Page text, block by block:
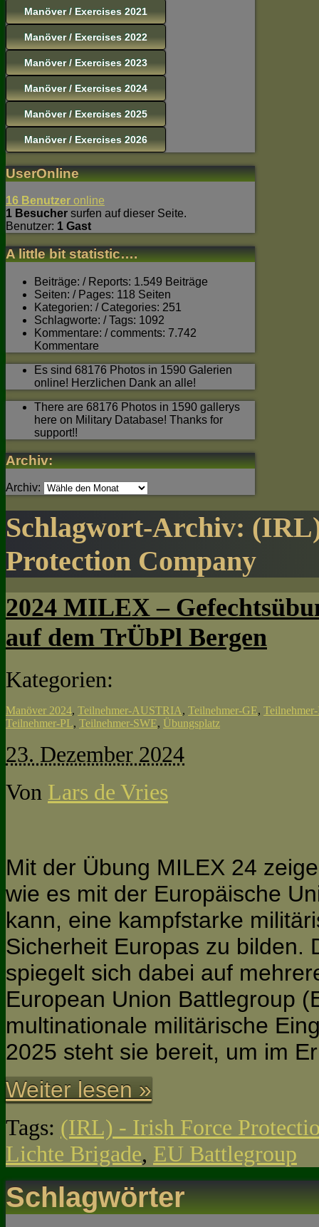
Manöver / Exercises 2021
Manöver / Exercises 2022
Manöver / Exercises 2023
Manöver / Exercises 2024
Manöver / Exercises 2025
Manöver / Exercises 2026
UserOnline
16 Benutzer online
1 Besucher surfen auf dieser Seite.
Benutzer: 1 Gast
A little bit statistic….
Beiträge: / Reports: 1.549 Beiträge
Seiten: / Pages: 118 Seiten
Kategorien: / Categories: 251
Schlagworte: / Tags: 1092
Kommentare: / comments: 7.742
Kommentare
Es sind 68176 Photos in 1590 Galerien
online! Herzlichen Dank an alle!
There are 68176 Photos in 1590 gallerys
here on Military Database! Thanks for
support!!
Archiv:
Archiv:
Schlagwort-Archiv:
Protection Company
2024 MILEX –
auf dem TrÜbPl Bergen
Kategorien:
Manöver 2024, Teilnehmer-AUSTRIA, Teilnehmer-GE,
Teilnehmer-PL, Teilnehmer-SWE, Übungsplatz
23. Dezember 2024
Von Lars de Vries
Mit der Übung MILEX 24
wie es mit der Europäische
kann, eine kampfstarke
Sicherheit Europas zu bilden.
spiegelt sich dabei auf
European Union Battlegroup
multinationale militärische
2025 steht sie bereit, um im
Weiter lesen »
Tags: (IRL) - Irish Force
Lichte Brigade, EU Battlegroup
Schlagwörter